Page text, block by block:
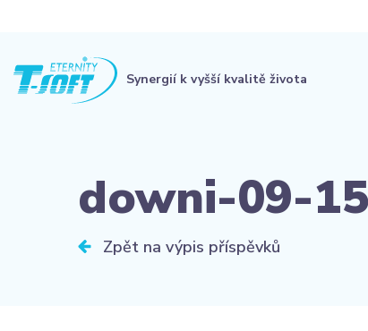
Synergií k vyšší kvalitě života
downi-09-
Zpět na výpis příspěvků